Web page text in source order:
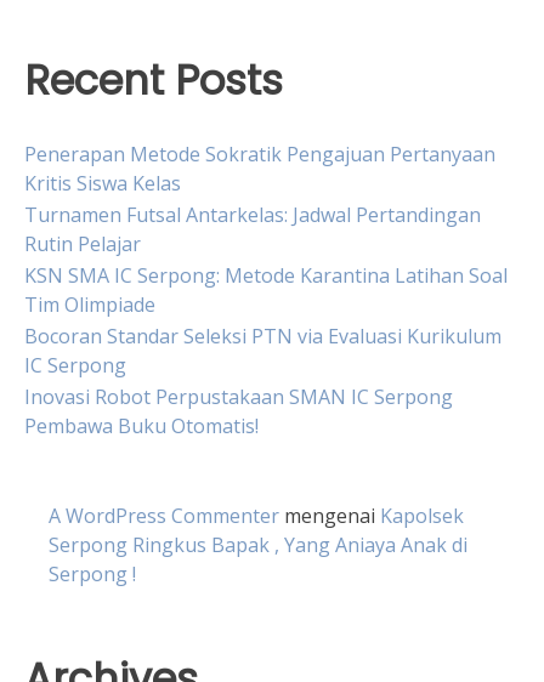
Recent Posts
Penerapan Metode Sokratik Pengajuan Pertanyaan
Kritis Siswa Kelas
Turnamen Futsal Antarkelas: Jadwal Pertandingan
Rutin Pelajar
KSN SMA IC Serpong: Metode Karantina Latihan Soal
Tim Olimpiade
Bocoran Standar Seleksi PTN via Evaluasi Kurikulum
IC Serpong
Inovasi Robot Perpustakaan SMAN IC Serpong
Pembawa Buku Otomatis!
A WordPress Commenter mengenai Kapolsek
Serpong Ringkus Bapak , Yang Aniaya Anak di
Serpong !